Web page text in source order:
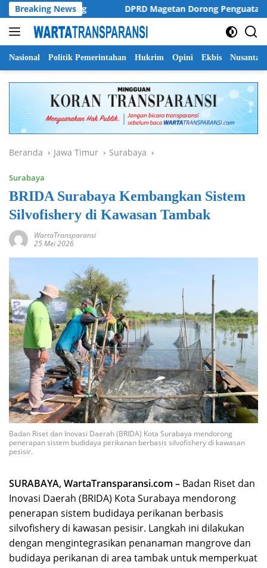
Langsung
ke
konten
Breaking News
di Malang DPRD Magetan Dorong Penguatan
Nasional Politik Pemerintahan Hukrim Opini Ekbis Nusantara
Beranda Jawa Timur Surabaya
Surabaya
BRIDA Surabaya Kembangkan Sistem
Silvofishery di Kawasan Tambak
WartaTransparansi
25 Mei 2026
Badan Riset dan Inovasi Daerah (BRIDA) Kota Surabaya mendorong
penerapan sistem budidaya perikanan berbasis silvofishery di kawasan
pesisir.
SURABAYA, WartaTransparansi.com – Badan Riset dan
Inovasi Daerah (BRIDA) Kota Surabaya mendorong
penerapan sistem budidaya perikanan berbasis
silvofishery di kawasan pesisir. Langkah ini dilakukan
dengan mengintegrasikan penanaman mangrove dan
budidaya perikanan di area tambak untuk memperkuat